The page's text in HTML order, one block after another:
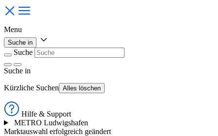
Menu
Suche in
Suche
Suche in
Kürzliche Suchen Alles löschen
Hilfe & Support
METRO Ludwigshafen
Marktauswahl erfolgreich geändert